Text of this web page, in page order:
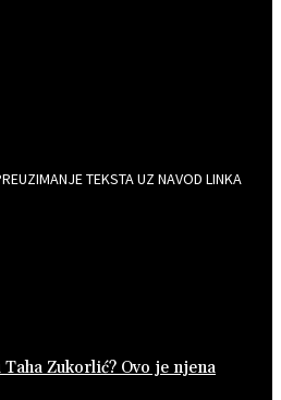
TEKSTA UZ NAVOD LINKA
Zukorlić? Ovo je njena